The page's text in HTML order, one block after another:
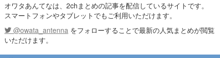
オワタあんてなは、2chまとめの記事を配信しているサイトです。
スマートフォンやタブレットでもご利用いただけます。
@owata_antenna をフォローすることで最新の人気まとめが閲覧
いただけます。